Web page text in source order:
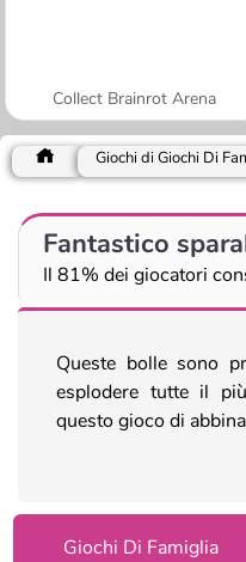
Collect Brainrot Arena
Giochi di Giochi Di
Fantastico
Il 81% dei giocatori
Queste bolle sono
esplodere tutte il
questo gioco di
Giochi Di Famiglia